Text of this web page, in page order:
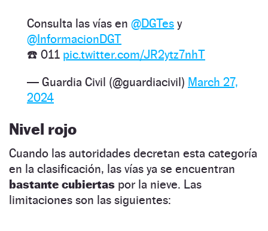
Consulta las vías en @DGTes y
@InformacionDGT
☎️ 011 pic.twitter.com/JR2ytz7nhT
— Guardia Civil (@guardiacivil) March 27,
2024
Nivel rojo
Cuando las autoridades decretan esta categoría
en la clasificación, las vías ya se encuentran
bastante cubiertas por la nieve. Las
limitaciones son las siguientes: